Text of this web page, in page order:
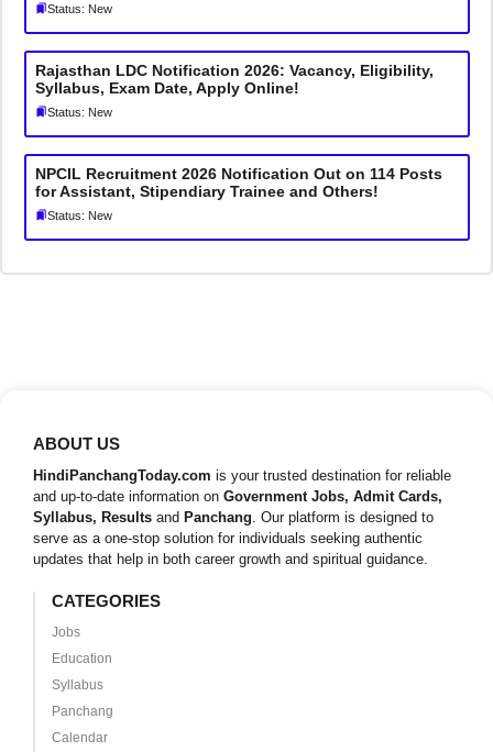
Status: New
Rajasthan LDC Notification 2026: Vacancy, Eligibility,
Syllabus, Exam Date, Apply Online!
Status: New
NPCIL Recruitment 2026 Notification Out on 114 Posts
for Assistant, Stipendiary Trainee and Others!
Status: New
ABOUT US
HindiPanchangToday.com is your trusted destination for reliable
and up-to-date information on Government Jobs, Admit Cards,
Syllabus, Results and Panchang. Our platform is designed to
serve as a one-stop solution for individuals seeking authentic
updates that help in both career growth and spiritual guidance.
CATEGORIES
Jobs
Education
Syllabus
Panchang
Calendar